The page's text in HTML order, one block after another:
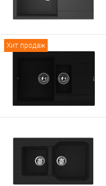
Хит продаж